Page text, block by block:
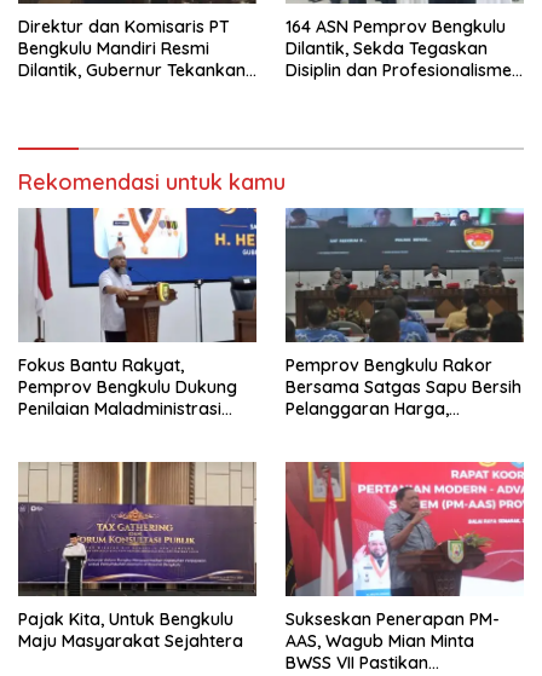
Direktur dan Komisaris PT
Bengkulu Mandiri Resmi
Dilantik, Gubernur Tekankan
164 ASN Pemprov Bengkulu
Dilantik, Sekda Tegaskan
Disiplin dan Profesionalisme
Rekomendasi untuk kamu
Fokus Bantu Rakyat,
Pemprov Bengkulu Dukung
Penilaian Maladministrasi
Pemprov Bengkulu Rakor
Bersama Satgas Sapu Bersih
Pelanggaran Harga,
Masih Jadi Sorotan
Pajak Kita, Untuk Bengkulu
Maju Masyarakat Sejahtera
Sukseskan Penerapan PM-
AAS, Wagub Mian Minta
BWSS VII Pastikan